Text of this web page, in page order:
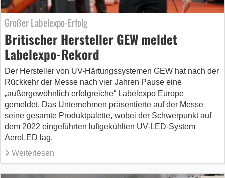
Großer Labelexpo-Erfolg
Britischer Hersteller GEW meldet
Labelexpo-Rekord
Der Hersteller von UV-Härtungssystemen GEW hat nach der
Rückkehr der Messe nach vier Jahren Pause eine
„außergewöhnlich erfolgreiche“ Labelexpo Europe
gemeldet. Das Unternehmen präsentierte auf der Messe
seine gesamte Produktpalette, wobei der Schwerpunkt auf
dem 2022 eingeführten luftgekühlten UV-LED-System
AeroLED lag.
Weiterlesen